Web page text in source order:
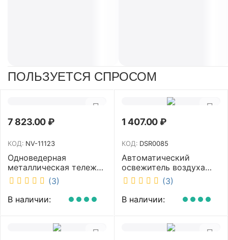
ПОЛЬЗУЕТСЯ СПРОСОМ
7 823.00₽
КОД: NV-11123
Одноведерная
металлическая тележка
с отжимом и корзинкой
под химию NV 23 л NV-
11123
(3)
В наличии:
1 407.00₽
КОД: DSR0085
Автоматический
освежитель воздуха
DISCOVER белый
DSR0085
(3)
В наличии: